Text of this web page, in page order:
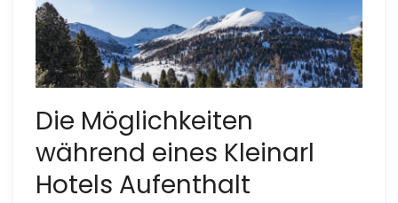
Die Möglichkeiten
während eines Kleinarl
Hotels Aufenthalt